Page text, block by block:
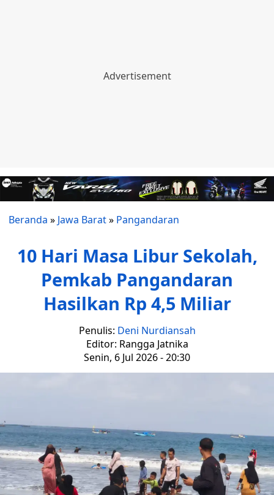
Beranda » Jawa Barat» Pangandaran
10 Hari Masa Libur Sekolah,
Pemkab Pangandaran
Hasilkan Rp 4,5 Miliar
Penulis: Deni Nurdiansah
Editor: Rangga Jatnika
Senin, 6 Jul 2026 - 20:30